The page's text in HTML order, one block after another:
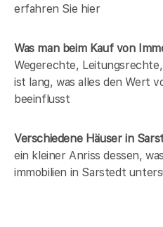
erfahren Sie hier
Was man beim Kauf von
Wegerechte,
ist lang, was alles den Wert
beeinflusst
Verschiedene Häuser in
ein kleiner Anriss dessen,
immobilien in Sarstedt